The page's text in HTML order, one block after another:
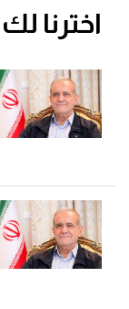
اخترنا لك